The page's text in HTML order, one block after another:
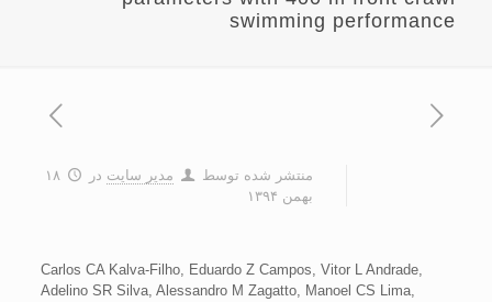
swimming performance
منتشر شده توسط مدیر سایت در
۱۸
بهمن ۱۳۹۴
Carlos CA Kalva-Filho, Eduardo Z Campos, Vitor L Andrade,
Adelino SR Silva, Alessandro M Zagatto, Manoel CS Lima,